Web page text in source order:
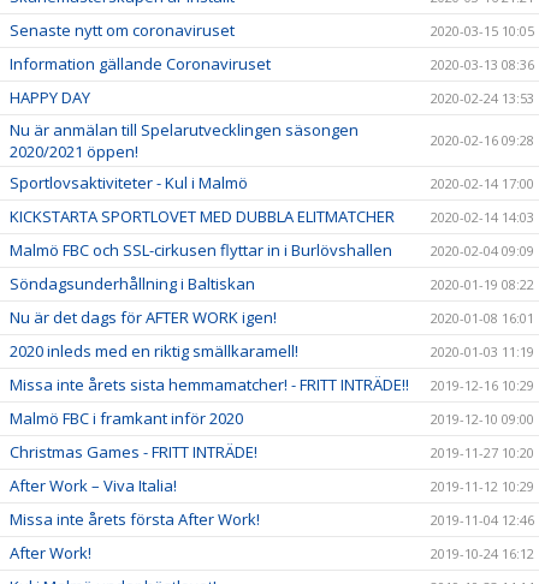
Senaste nytt om coronaviruset 2020-03-15 10:05
Information gällande Coronaviruset 2020-03-13 08:36
HAPPY DAY 2020-02-24 13:53
Nu är anmälan till Spelarutvecklingen säsongen
2020/2021 öppen!
2020-02-16 09:28
Sportlovsaktiviteter - Kul i Malmö 2020-02-14 17:00
KICKSTARTA SPORTLOVET MED DUBBLA ELITMATCHER 2020-02-14 14:03
Malmö FBC och SSL-cirkusen flyttar in i Burlövshallen 2020-02-04 09:09
Söndagsunderhållning i Baltiskan 2020-01-19 08:22
Nu är det dags för AFTER WORK igen! 2020-01-08 16:01
2020 inleds med en riktig smällkaramell! 2020-01-03 11:19
Missa inte årets sista hemmamatcher! - FRITT INTRÄDE!! 2019-12-16 10:29
Malmö FBC i framkant inför 2020 2019-12-10 09:00
Christmas Games - FRITT INTRÄDE! 2019-11-27 10:20
After Work – Viva Italia! 2019-11-12 10:29
Missa inte årets första After Work! 2019-11-04 12:46
After Work! 2019-10-24 16:12